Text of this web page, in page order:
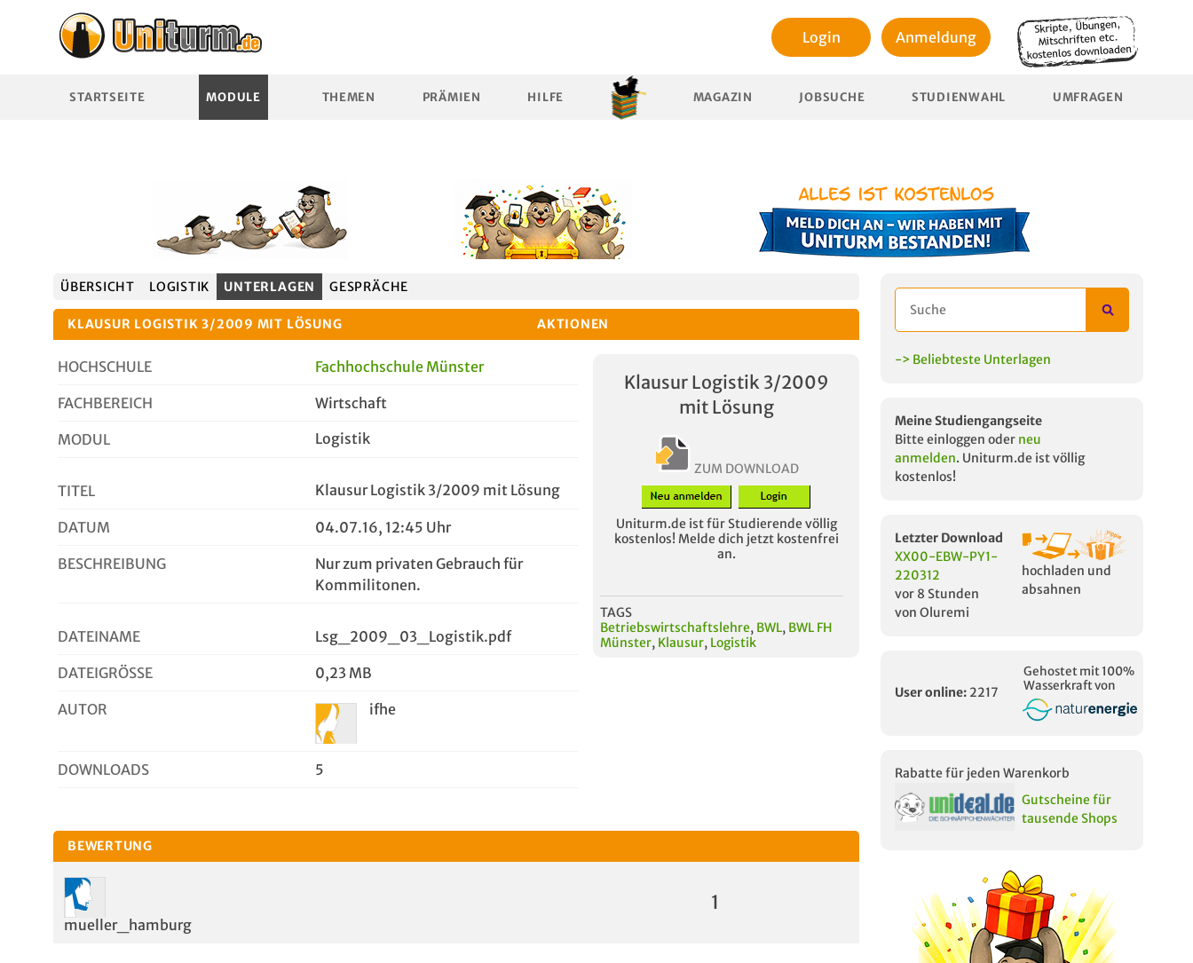
Login Anmeldung
STARTSEITE MODULE THEMEN PRÄMIEN HILFE MAGAZIN JOBSUCHE STUDIENWAHL UMFRAGEN
ÜBERSICHT LOGISTIK UNTERLAGEN GESPRÄCHE
KLAUSUR LOGISTIK 3/2009 MIT LÖSUNG AKTIONEN
HOCHSCHULE Fachhochschule Münster
FACHBEREICH Wirtschaft
MODUL Logistik
TITEL Klausur Logistik 3/2009 mit Lösung
DATUM 04.07.16, 12:45 Uhr
BESCHREIBUNG
Nur zum privaten Gebrauch für
Kommilitonen.
DATEINAME Lsg_2009_03_Logistik.pdf
DATEIGRÖSSE 0,23 MB
AUTOR ifhe
DOWNLOADS 5
Klausur Logistik 3/2009
mit Lösung
ZUM DOWNLOAD
Uniturm.de ist für Studierende völlig
kostenlos! Melde dich jetzt kostenfrei
an.
TAGS
Betriebswirtschaftslehre, BWL, BWL FH
Münster, Klausur, Logistik
BEWERTUNG
mueller_hamburg
1
-> Beliebteste Unterlagen
Meine Studiengangseite
Bitte einloggen oder neu
anmelden. Uniturm.de ist völlig
kostenlos!
Letzter Download
XX00-EBW-PY1-
220312
vor 8 Stunden
von Oluremi
hochladen und
absahnen
User online: 2217
Gehostet mit 100%
Wasserkraft von
Rabatte für jeden Warenkorb
Gutscheine für
tausende Shops